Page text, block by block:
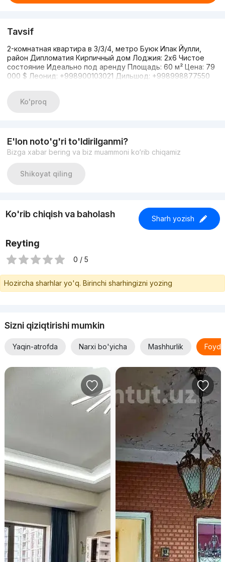
Tavsif
2-комнатная квартира в 3/3/4, метро Буюк Ипак Йулли,
район Дипломатия Кирпичный дом Лоджия: 2x6 Чистое
состояние Идеально под аренду Площадь: 60 м² Цена: 79
000 $ Леонид: +998900103021 Дильшод: +998998877550
Ko'proq
E'lon noto'g'ri to'ldirilganmi?
Bizga xabar bering va biz muammoni ko‘rib chiqamiz
Shikoyat qiling
Ko'rib chiqish va baholash Sharh yozish
Reyting
0 / 5
Hozircha sharhlar yo'q. Birinchi sharhingizni yozing
Sizni qiziqtirishi mumkin
Yaqin-atrofda Narxi bo'yicha Mashhurlik